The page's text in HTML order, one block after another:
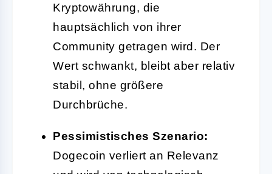
Kryptowährung, die
hauptsächlich von ihrer
Community getragen wird. Der
Wert schwankt, bleibt aber relativ
stabil, ohne größere
Durchbrüche.
Pessimistisches Szenario:
Dogecoin verliert an Relevanz